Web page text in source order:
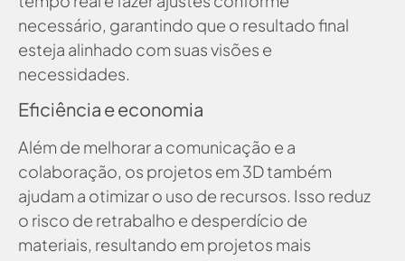
necessário, garantindo que o resultado final
esteja alinhado com suas visões e
necessidades.
Eficiência e economia
Além de melhorar a comunicação e a
colaboração, os projetos em 3D também
ajudam a otimizar o uso de recursos. Isso reduz
o risco de retrabalho e desperdício de
materiais, resultando em projetos mais